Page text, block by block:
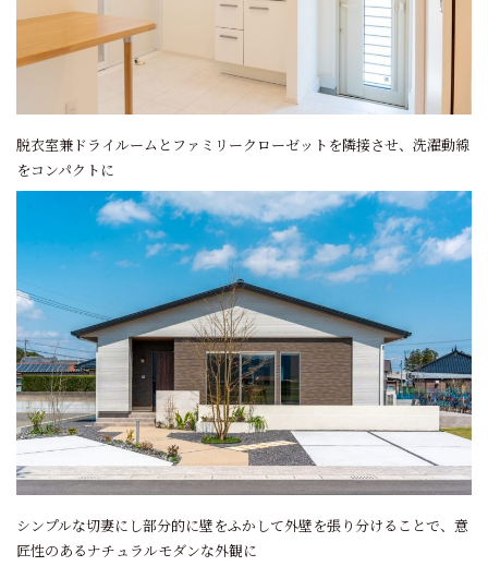
脱衣室兼ドライルームとファミリークローゼットを隣接させ、洗濯動線
をコンパクトに
シンプルな切妻にし部分的に壁をふかして外壁を張り分けることで、意
匠性のあるナチュラルモダンな外観に